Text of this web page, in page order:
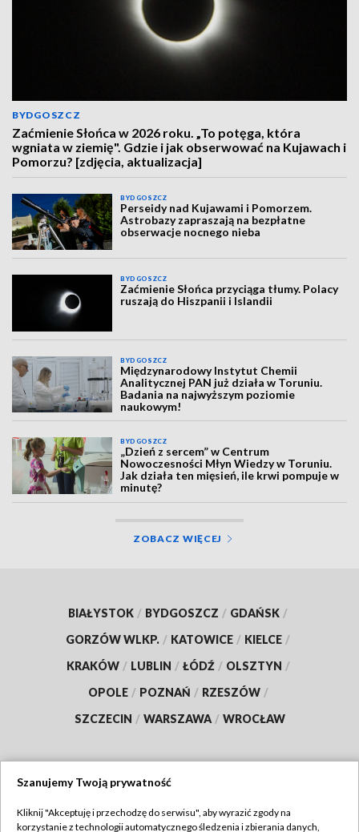
BYDGOSZCZ
Zaćmienie Słońca w 2026 roku. „To potęga, która
wgniata w ziemię". Gdzie i jak obserwować na Kujawach i
Pomorzu? [zdjęcia, aktualizacja]
BYDGOSZCZ
Perseidy nad Kujawami i Pomorzem.
Astrobazy zapraszają na bezpłatne
obserwacje nocnego nieba
BYDGOSZCZ
Zaćmienie Słońca przyciąga tłumy. Polacy
ruszają do Hiszpanii i Islandii
BYDGOSZCZ
Międzynarodowy Instytut Chemii
Analitycznej PAN już działa w Toruniu.
Badania na najwyższym poziomie
naukowym!
BYDGOSZCZ
„Dzień z sercem” w Centrum
Nowoczesności Młyn Wiedzy w Toruniu.
Jak działa ten mięsień, ile krwi pompuje w
minutę?
ZOBACZ WIĘCEJ
BIAŁYSTOK / BYDGOSZCZ / GDAŃSK /
GORZÓW WLKP. / KATOWICE / KIELCE /
KRAKÓW / LUBLIN / ŁÓDŹ / OLSZTYN /
OPOLE / POZNAŃ / RZESZÓW /
SZCZECIN / WARSZAWA / WROCŁAW
Szanujemy Twoją prywatność
Kliknij "Akceptuję i przechodzę do serwisu", aby wyrazić zgody na
korzystanie z technologii automatycznego śledzenia i zbierania danych,